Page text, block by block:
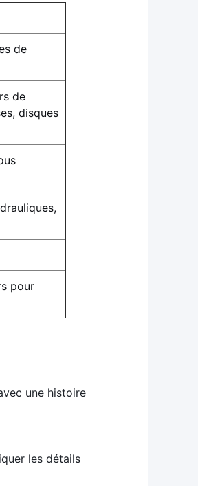
de
de
disques
pour
une histoire
les détails